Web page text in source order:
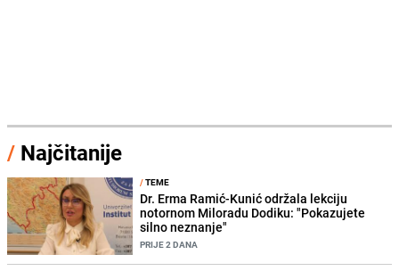
/ Najčitanije
/TEME
Dr. Erma Ramić-Kunić održala lekciju
notornom Miloradu Dodiku: "Pokazujete
silno neznanje"
PRIJE 2 DANA